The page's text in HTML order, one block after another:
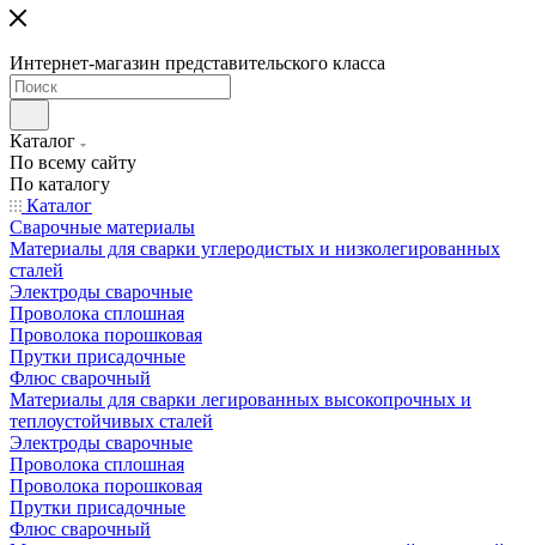
Интернет-магазин представительского класса
Каталог
По всему сайту
По каталогу
Каталог
Сварочные материалы
Материалы для сварки углеродистых и низколегированных
сталей
Электроды сварочные
Проволока сплошная
Проволока порошковая
Прутки присадочные
Флюс сварочный
Материалы для сварки легированных высокопрочных и
теплоустойчивых сталей
Электроды сварочные
Проволока сплошная
Проволока порошковая
Прутки присадочные
Флюс сварочный